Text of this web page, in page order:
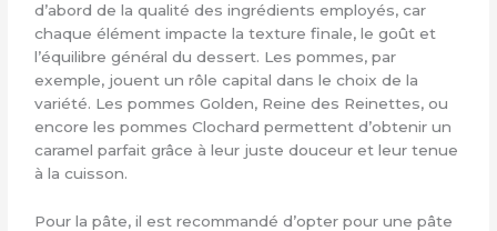
d’abord de la qualité des ingrédients employés, car
chaque élément impacte la texture finale, le goût et
l’équilibre général du dessert. Les pommes, par
exemple, jouent un rôle capital dans le choix de la
variété. Les pommes Golden, Reine des Reinettes, ou
encore les pommes Clochard permettent d’obtenir un
caramel parfait grâce à leur juste douceur et leur tenue
à la cuisson.
Pour la pâte, il est recommandé d’opter pour une pâte